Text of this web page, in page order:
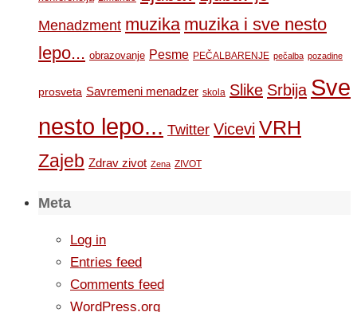
Menadzment muzika muzika i sve nesto
lepo... obrazovanje Pesme PEČALBARENJE pečalba pozadine
prosveta Savremeni menadzer skola Slike Srbija Sve
nesto lepo... Twitter Vicevi VRH
Zajeb Zdrav zivot Zena ZIVOT
Meta
Log in
Entries feed
Comments feed
WordPress.org